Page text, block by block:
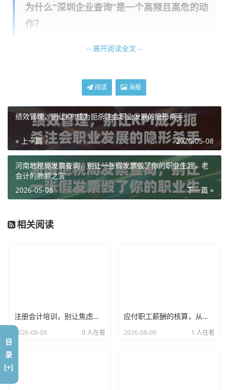
为什么“深圳企业查询”是一个高频且高危的动
作？
咱们先来聊聊大环境,深圳是个什么地方？是创业之都，是梦
量、变更量，在全国都是排在前列的，这里的商业活力极
强，但也意味着，“新陈代谢”极快。
我经常遇到这样的场景：一个看起来光鲜亮丽的科技公司，
注册资本写着5000万，办公室在南山科技园的高端写字楼
里，名片上的Title一长串，如果你不去查，你根本不知道这
家公司上个月刚换了法人，而且新法人是个刚成年的“00
后”，更不知道这家公司其实已经因为通过登记的住所或者经
营场所无法联系，被市场监管局列入了“经营异常名录”。
在深圳,信息差就是真金白银，有时候甚至是你的“保命符”。
我的个人观点是：
线，不要觉得去查对方公司是不信任的表现，恰恰相反，专
空口无凭,我给大家讲两个我亲身经历（或协助处理）的真实
-- 展开阅读全文 --
阅读 海报
绩效管理，别让KPI成为扼杀注会职业发展的隐形杀手
« 上一篇 2026-05-08
河南地税局发票查询，别让一张假发票毁了你的职业生涯，老
会计的肺腑之言
下一篇 »
2026-05-08
相关阅读
注册会计培训，别让焦虑掏空了你的钱包，聊聊我眼中的备考真相
2026-08-09 0 人在看
应付职工薪酬的核算，从工资条到财务报表的温情与理性
2026-08-09 1 人在看
目
录
[+]